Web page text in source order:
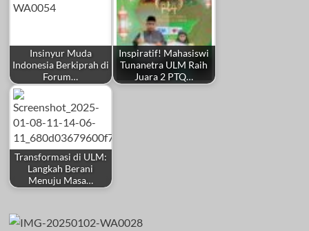
Insinyur Muda
Indonesia Berkiprah di
Forum…
Inspiratif! Mahasiswi
Tunanetra ULM Raih
Juara 2 PTQ…
Transformasi di ULM:
Langkah Berani
Menuju Masa…